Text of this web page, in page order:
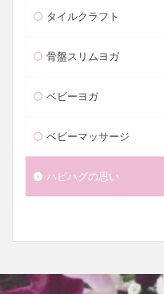
タイルクラフト
骨盤スリムヨガ
ベビーヨガ
ベビーマッサージ
ハピハグの思い